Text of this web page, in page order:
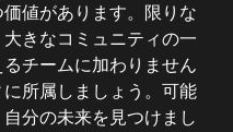
値があります。限りな
きなコミュニティの一
チームに加わりません
所属しましょう。可能
分の未来を見つけまし